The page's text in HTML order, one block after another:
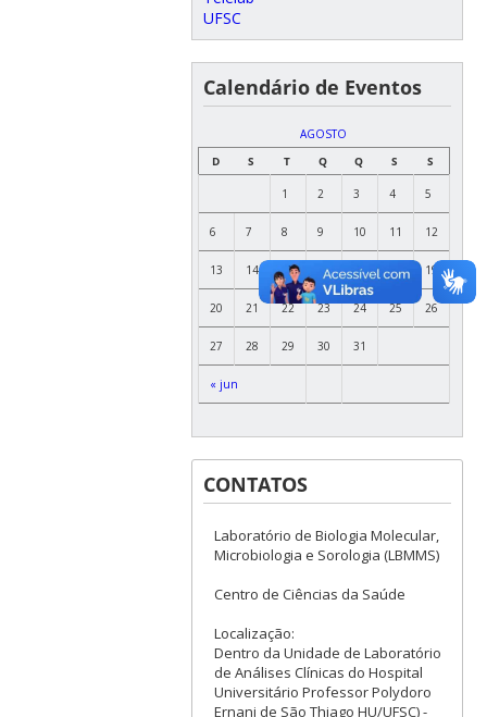
UFSC
Calendário de Eventos
AGOSTO
D
S T Q Q S S
« jun
1 2 3 4 5
6 7 8 9 10 11 12
13 14 15 16 17 18 19
20 21 22 23 24 25 26
27 28 29 30 31
CONTATOS
Laboratório de Biologia Molecular,
Microbiologia e Sorologia (LBMMS)
Centro de Ciências da Saúde
Localização:
Dentro da Unidade de Laboratório
de Análises Clínicas do Hospital
Universitário Professor Polydoro
Ernani de São Thiago HU/UFSC) -